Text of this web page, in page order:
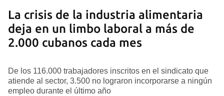
La crisis de la industria alimentaria
deja en un limbo laboral a más de
2.000 cubanos cada mes
De los 116.000 trabajadores inscritos en el sindicato que
atiende al sector, 3.500 no lograron incorporarse a ningún
empleo durante el último año